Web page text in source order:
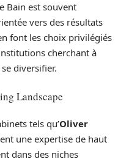
Bain est souvent
vers des résultats
font les choix privilégiés
cherchant à
diversifier.
Landscape
tels qu’Oliver
une expertise de haut
dans des niches